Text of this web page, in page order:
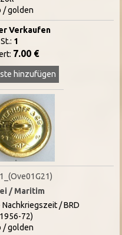
/ golden
Verkaufen
1
7.00 €
hinzufügen
/ Maritim
Nachkriegszeit / BRD
72)
/ golden